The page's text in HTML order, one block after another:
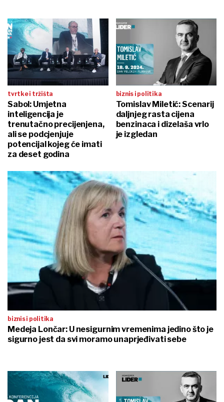
tvrtke i tržišta
Sabol: Umjetna
inteligencija je
trenutačno precijenjena,
ali se podcjenjuje
potencijal kojeg će imati
za deset godina
biznis i politika
Tomislav Miletić: Scenarij
daljnjeg rasta cijena
benzinaca i dizelaša vrlo
je izgledan
biznis i politika
Medeja Lončar: U nesigurnim vremenima jedino što je
sigurno jest da svi moramo unaprjeđivati sebe